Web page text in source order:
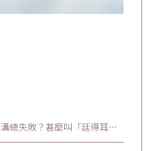
總失敗？甚麼叫「廷得耳效